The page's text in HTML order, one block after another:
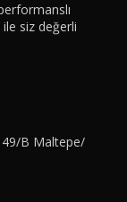
siz değerli
B Maltepe/